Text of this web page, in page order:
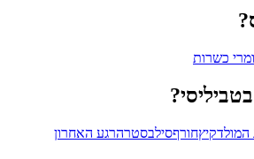
כשרות
המולדקיץחורףסילבסטרהרגע האחרון